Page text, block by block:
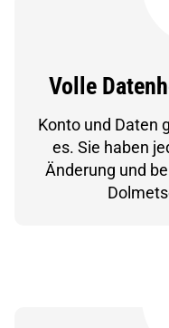
Volle
Konto und Daten
es. Sie haben
Änderung und